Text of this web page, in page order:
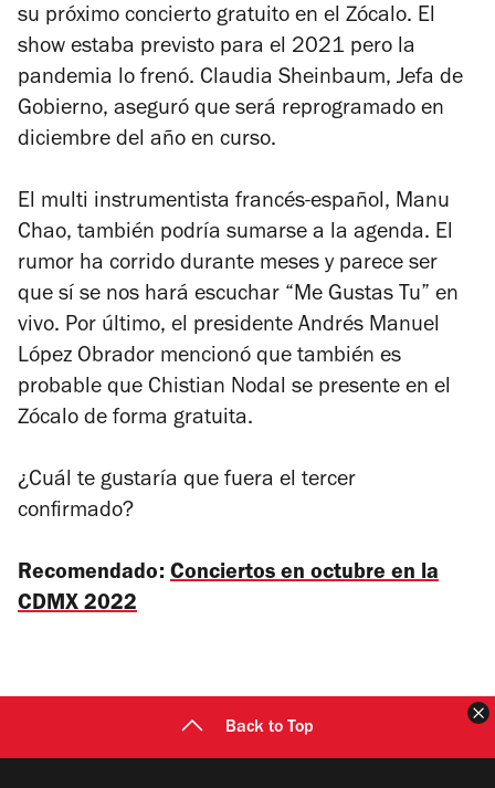
su próximo concierto gratuito en el Zócalo. El
show estaba previsto para el 2021 pero la
pandemia lo frenó. Claudia Sheinbaum, Jefa de
Gobierno, aseguró que será reprogramado en
diciembre del año en curso.
El multi instrumentista francés-español, Manu
Chao, también podría sumarse a la agenda. El
rumor ha corrido durante meses y parece ser
que sí se nos hará escuchar “Me Gustas Tu” en
vivo. Por último, el presidente Andrés Manuel
López Obrador mencionó que también es
probable que Chistian Nodal se presente en el
Zócalo de forma gratuita.
¿Cuál te gustaría que fuera el tercer
confirmado?
Recomendado: Conciertos en octubre en la
CDMX 2022
Back to Top